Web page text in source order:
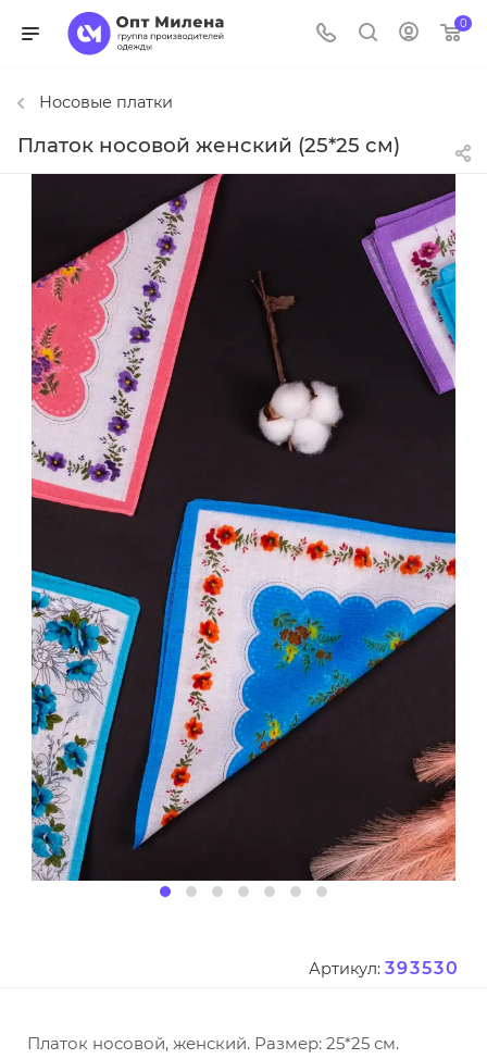
0
Носовые платки
Платок носовой женский (25*25 см)
Артикул: 393530
Платок носовой, женский. Размер: 25*25 см.